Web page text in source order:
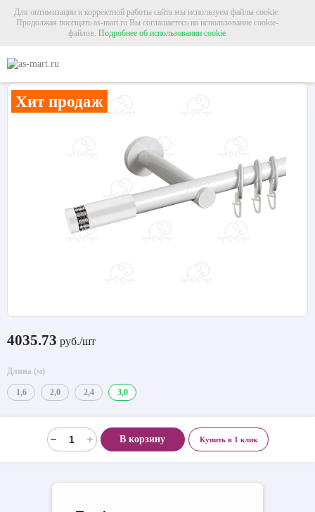
Для оптимизации и корректной работы сайта мы используем файлы cookie.
Продолжая посещать as-mart.ru Вы соглашаетесь на использование cookie-
файлов. Подробнее об использовании cookie
Карниз для штор однорядный «Диос» Ø19Г белый
Хит продаж
4035.73 руб./шт
Длина (м)
1,6 2,0 2,4 3,0
В корзину Купить в 1 клик